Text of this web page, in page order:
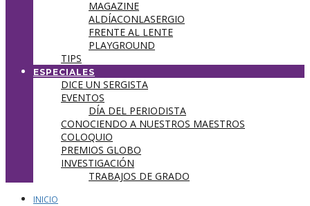
MAGAZINE
ALDÍACONLASERGIO
FRENTE AL LENTE
PLAYGROUND
TIPS
ESPECIALES
DICE UN SERGISTA
EVENTOS
DÍA DEL PERIODISTA
CONOCIENDO A NUESTROS MAESTROS
COLOQUIO
PREMIOS GLOBO
INVESTIGACIÓN
TRABAJOS DE GRADO
INICIO